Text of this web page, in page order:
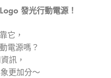
發光行動電源！
它，
電源嗎？
訊，
更加分～